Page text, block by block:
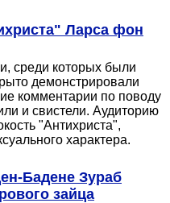
Ларса фон
среди которых были
демонстрировали
комментарии по поводу
и свистели. Аудиторию
"Антихриста",
характера.
Бадене Зураб
зайца